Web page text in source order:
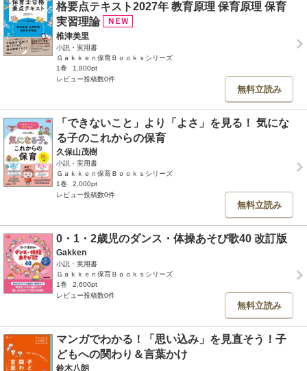
格要点テキスト2027年 教育原理 保育原理 保育
実習理論
椎津美里
小説・実用書
Ｇａｋｋｅｎ保育Ｂｏｏｋｓシリーズ
1巻
1,800pt
レビュー投稿数0件
無料立読み
「できないこと」より「よさ」を見る！ 気にな
る子のこれからの保育
久保山茂樹
小説・実用書
Ｇａｋｋｅｎ保育Ｂｏｏｋｓシリーズ
1巻
2,000pt
レビュー投稿数0件
無料立読み
0・1・2歳児のダンス・体操あそび歌40 改訂版
Gakken
小説・実用書
Ｇａｋｋｅｎ保育Ｂｏｏｋｓシリーズ
1巻
2,600pt
レビュー投稿数0件
無料立読み
マンガでわかる！「思い込み」を見直そう！子
どもへの関わり＆言葉かけ
鈴木八朗